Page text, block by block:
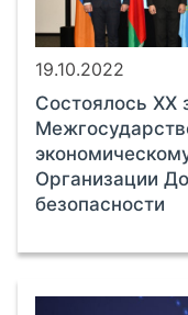
19.10.2022
Состоялось ХХ
Организации
безопасности